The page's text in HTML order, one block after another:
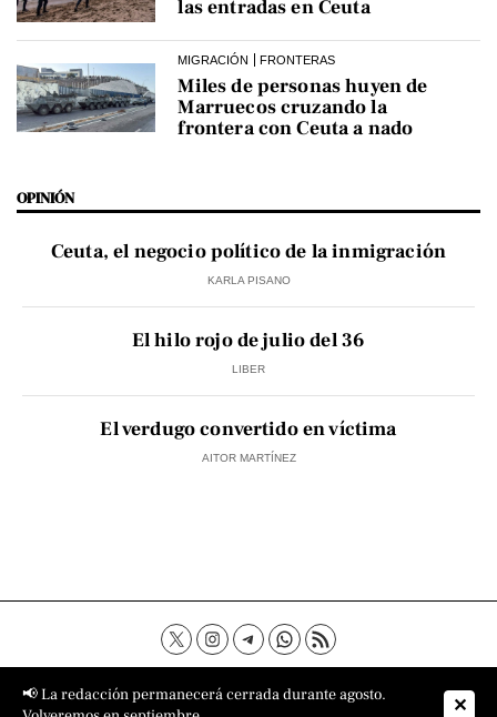
las entradas en Ceuta
MIGRACIÓN FRONTERAS
Miles de personas huyen de
Marruecos cruzando la
frontera con Ceuta a nado
OPINIÓN
Ceuta, el negocio político de la inmigración
KARLA PISANO
El hilo rojo de julio del 36
LIBER
El verdugo convertido en víctima
AITOR MARTÍNEZ
Contacto Aviso Legal
Política de privacidad
Política de cookies
Sobre nosotros
📢 La redacción permanecerá cerrada durante agosto.
✕